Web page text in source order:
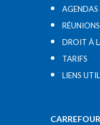
DROIT À
TARIFS
LIENS